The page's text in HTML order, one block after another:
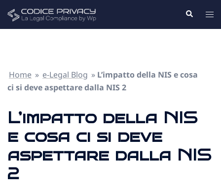
Home » e-Legal Blog » L’impatto della NIS e cosa
ci si deve aspettare dalla NIS 2
L’impatto della NIS
e cosa ci si deve
aspettare dalla NIS
2